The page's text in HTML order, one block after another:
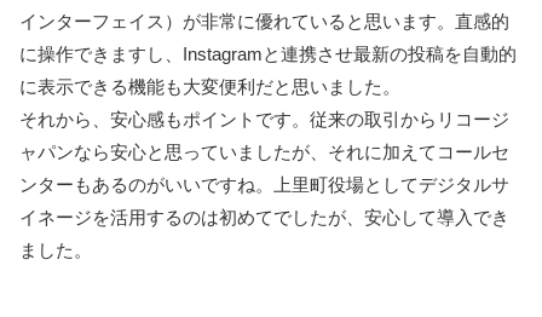
インターフェイス）が非常に優れていると思います。直感的
に操作できますし、Instagramと連携させ最新の投稿を自動的
に表示できる機能も大変便利だと思いました。
それから、安心感もポイントです。従来の取引からリコージ
ャパンなら安心と思っていましたが、それに加えてコールセ
ンターもあるのがいいですね。上里町役場としてデジタルサ
イネージを活用するのは初めてでしたが、安心して導入でき
ました。